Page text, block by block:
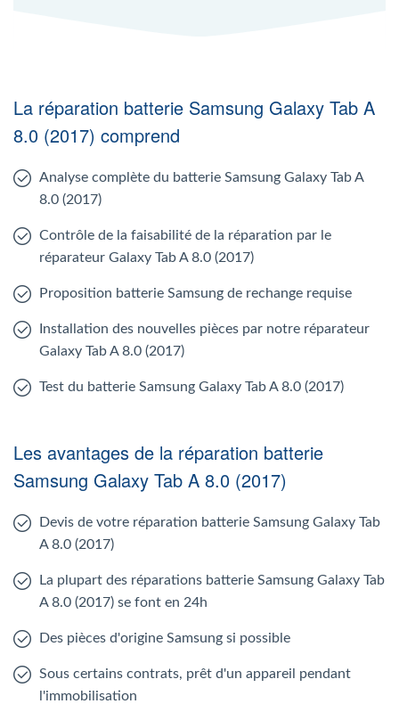
La réparation batterie Samsung Galaxy Tab A
8.0 (2017) comprend
Analyse complète du batterie Samsung Galaxy Tab A
8.0 (2017)
Contrôle de la faisabilité de la réparation par le
réparateur Galaxy Tab A 8.0 (2017)
Proposition batterie Samsung de rechange requise
Installation des nouvelles pièces par notre réparateur
Galaxy Tab A 8.0 (2017)
Test du batterie Samsung Galaxy Tab A 8.0 (2017)
Les avantages de la réparation batterie
Samsung Galaxy Tab A 8.0 (2017)
Devis de votre réparation batterie Samsung Galaxy Tab
A 8.0 (2017)
La plupart des réparations batterie Samsung Galaxy Tab
A 8.0 (2017) se font en 24h
Des pièces d'origine Samsung si possible
Sous certains contrats, prêt d'un appareil pendant
l'immobilisation